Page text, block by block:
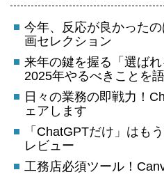
今年、反応が良かった
画セレクション
来年の鍵を握る「選ば
2025年やるべきことを
日々の業務の即戦力！
ェアします
「ChatGPTだけ」はも
レビュー
工務店必須ツール！